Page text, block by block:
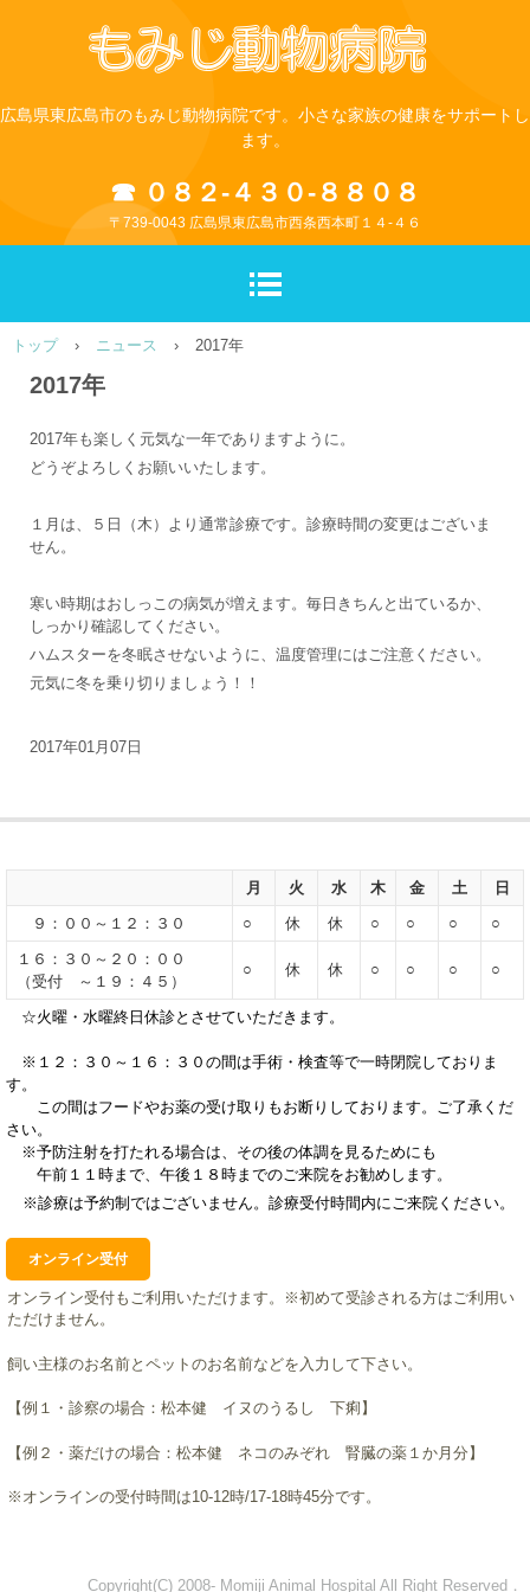
広島県東広島市のもみじ動物病院です。小さな家族の健康をサポートし
ます。
☎ ０８２-４３０-８８０８
〒739-0043 広島県東広島市西条西本町１４-４６
トップ › ニュース › 2017年
2017年
2017年も楽しく元気な一年でありますように。
どうぞよろしくお願いいたします。
１月は、５日（木）より通常診療です。診療時間の変更はございま
せん。
寒い時期はおしっこの病気が増えます。毎日きちんと出ているか、
しっかり確認してください。
ハムスターを冬眠させないように、温度管理にはご注意ください。
元気に冬を乗り切りましょう！！
2017年01月07日
月 火 水 木 金 土
日
９：００～１２：３０
○ 休 休 ○ ○ ○
○
１６：３０～２０：００
（受付 ～１９：４５）
○ 休 休 ○ ○ ○ ○
☆火曜・水曜終日休診とさせていただきます。
※１２：３０～１６：３０の間は手術・検査等で一時閉院しておりま
す。
この間はフードやお薬の受け取りもお断りしております。ご了承くだ
さい。
※予防注射を打たれる場合は、その後の体調を見るためにも
午前１１時まで、午後１８時までのご来院をお勧めします。
※診療は予約制ではございません。診療受付時間内にご来院ください。
オンライン受付
オンライン受付もご利用いただけます。※初めて受診される方はご利用い
ただけません。
飼い主様のお名前とペットのお名前などを入力して下さい。
【例１・診察の場合：松本健 イヌのうるし 下痢】
【例２・薬だけの場合：松本健 ネコのみぞれ 腎臓の薬１か月分】
※オンラインの受付時間は10-12時/17-18時45分です。
Copyright(C) 2008- Momiji Animal Hospital All Right Reserved．